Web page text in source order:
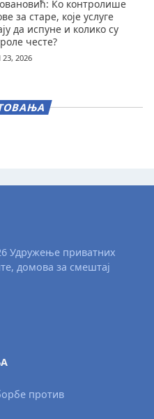
Ко контролише
за старе, које услуге
да испуне и колико су
честе?
2026
Удружење приватних
домова за смештај
против